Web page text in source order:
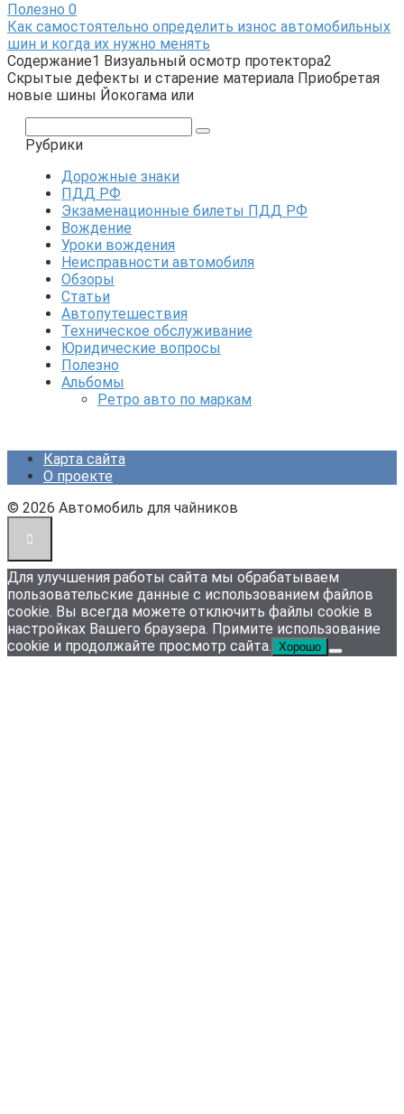
Полезно 0
Как самостоятельно определить износ автомобильных
шин и когда их нужно менять
Содержание1 Визуальный осмотр протектора2
Скрытые дефекты и старение материала Приобретая
новые шины Йокогама или
Рубрики
Дорожные знаки
ПДД РФ
Экзаменационные билеты ПДД РФ
Вождение
Уроки вождения
Неисправности автомобиля
Обзоры
Статьи
Автопутешествия
Техническое обслуживание
Юридические вопросы
Полезно
Альбомы
Ретро авто по маркам
Карта сайта
О проекте
© 2026 Автомобиль для чайников
Для улучшения работы сайта мы обрабатываем
пользовательские данные с использованием файлов
cookie. Вы всегда можете отключить файлы cookie в
настройках Вашего браузера. Примите использование
cookie и продолжайте просмотр сайта. Хорошо